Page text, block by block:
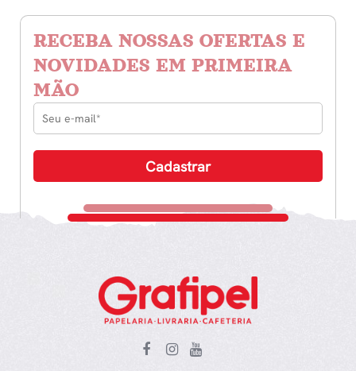
RECEBA NOSSAS OFERTAS E
NOVIDADES EM PRIMEIRA
MÃO